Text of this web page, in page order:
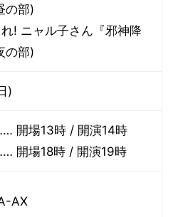
の部)
れ! ニャル子さん『邪神降
の部)
)
開場13時 / 開演14時
開場18時 / 開演19時
AX